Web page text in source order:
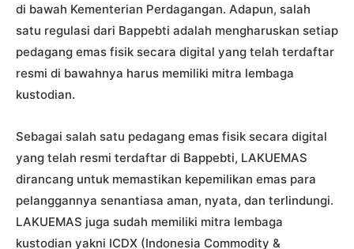
di bawah Kementerian Perdagangan. Adapun, salah
satu regulasi dari Bappebti adalah mengharuskan setiap
pedagang emas fisik secara digital yang telah terdaftar
resmi di bawahnya harus memiliki mitra lembaga
kustodian.
Sebagai salah satu pedagang emas fisik secara digital
yang telah resmi terdaftar di Bappebti, LAKUEMAS
dirancang untuk memastikan kepemilikan emas para
pelanggannya senantiasa aman, nyata, dan terlindungi.
LAKUEMAS juga sudah memiliki mitra lembaga
kustodian yakni ICDX (Indonesia Commodity &